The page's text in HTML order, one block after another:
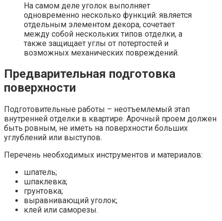
На самом деле уголок выполняет
одновременно несколько функций: является
отдельным элементом декора, сочетает
между собой нескольких типов отделки, а
также защищает углы от потертостей и
возможных механических повреждений.
Предварительная подготовка
поверхности
Подготовительные работы – неотъемлемый этап
внутренней отделки в квартире. Арочный проем должен
быть ровным, не иметь на поверхности больших
углублений или выступов.
Перечень необходимых инструментов и материалов:
шпатель;
шпаклевка;
грунтовка;
выравнивающий уголок;
клей или саморезы.